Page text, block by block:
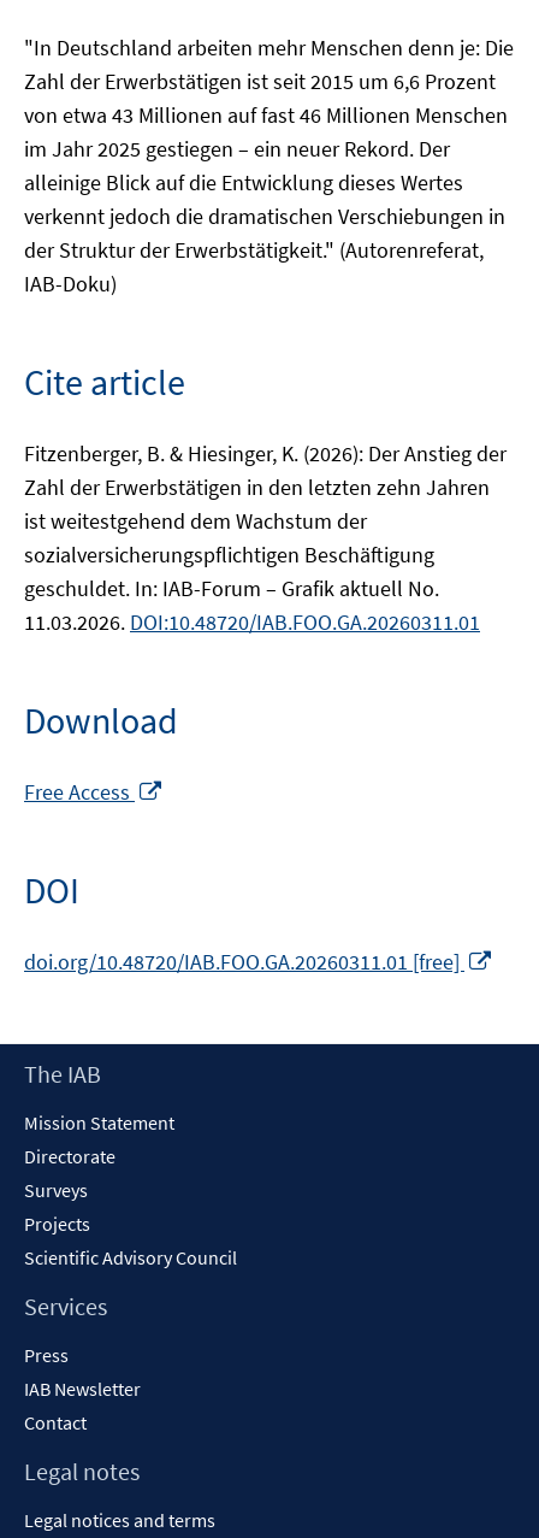
"In Deutschland arbeiten mehr Menschen denn je: Die
Zahl der Erwerbstätigen ist seit 2015 um 6,6 Prozent
von etwa 43 Millionen auf fast 46 Millionen Menschen
im Jahr 2025 gestiegen – ein neuer Rekord. Der
alleinige Blick auf die Entwicklung dieses Wertes
verkennt jedoch die dramatischen Verschiebungen in
der Struktur der Erwerbstätigkeit." (Autorenreferat,
IAB-Doku)
Cite article
Fitzenberger, B. & Hiesinger, K. (2026): Der Anstieg der
Zahl der Erwerbstätigen in den letzten zehn Jahren
ist weitestgehend dem Wachstum der
sozialversicherungspflichtigen Beschäftigung
geschuldet. In: IAB-Forum – Grafik aktuell No.
11.03.2026. DOI:10.48720/IAB.FOO.GA.20260311.01
Download
Free Access
DOI
doi.org/10.48720/IAB.FOO.GA.20260311.01 [free]
new
Footer
The IAB
Mission Statement
Directorate
Surveys
Projects
Scientific Advisory Council
Services
Press
IAB Newsletter
Contact
Legal notes
Legal notices and terms